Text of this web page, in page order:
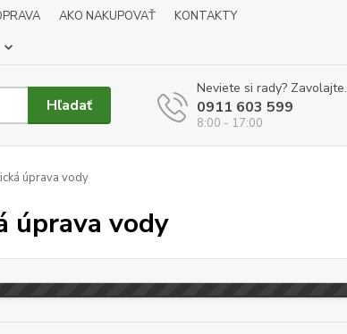
AKO NAKUPOVAŤ
KONTAKTY
Hľadať
Neviete si rady? Zavolajte.
0911 603 599
8:00 - 17:00
úprava vody
úprava vody